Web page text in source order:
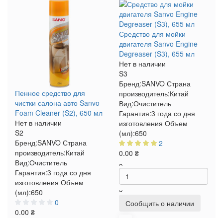
Пенное средство для
чистки салона авто Sanvo
Foam Cleaner (S2), 650 мл
Нет в наличии
S2
Бренд:SANVO Страна
производитель:Китай
Вид:Очиститель
Гарантия:3 года со дня
изготовления Объем
(мл):650
0
0.00 ₴
Средство для мойки
двигателя Sanvo Engine
Degreaser (S3), 655 мл
Нет в наличии
S3
Бренд:SANVO Страна
производитель:Китай
Вид:Очиститель
Гарантия:3 года со дня
изготовления Объем
(мл):650
2
0.00 ₴
Сообщить о наличии